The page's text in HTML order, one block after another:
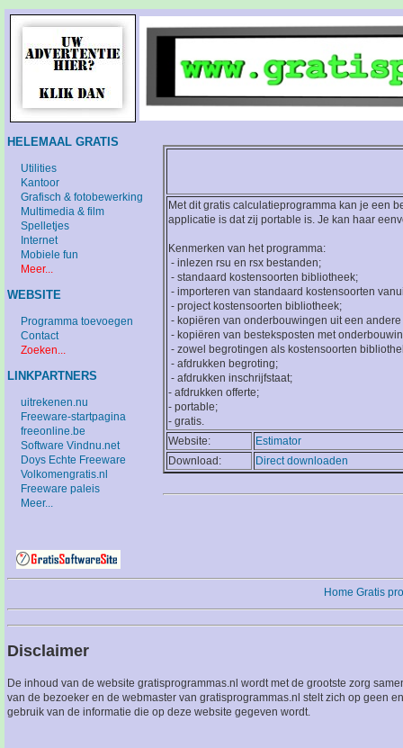
Met dit gratis calculatieprogramma kan je een
applicatie is dat zij portable is. Je kan haar
Kenmerken van het programma:
- inlezen rsu en rsx bestanden;
- standaard kostensoorten bibliotheek;
- importeren van standaard kostensoorten
- project kostensoorten bibliotheek;
- kopiëren van onderbouwingen uit een
- kopiëren van besteksposten met
- zowel begrotingen als kostensoorten
- afdrukken begroting;
- afdrukken inschrijfstaat;
- afdrukken offerte;
- portable;
- gratis.
Website:
Estimator
Download:
Direct downloaden
HELEMAAL GRATIS
Utilities
Kantoor
Grafisch & fotobewerking
Multimedia & film
Spelletjes
Internet
Mobiele fun
Meer...
WEBSITE
Programma toevoegen
Contact
Zoeken...
LINKPARTNERS
uitrekenen.nu
Freeware-startpagina
freeonline.be
Software Vindnu.net
Doys Echte Freeware
Volkomengratis.nl
Freeware paleis
Meer...
Home Gratis
Disclaimer
De inhoud van de website gratisprogrammas.nl wordt met de grootste zorg
van de bezoeker en de webmaster van gratisprogrammas.nl stelt zich op geen
gebruik van de informatie die op deze website gegeven wordt.